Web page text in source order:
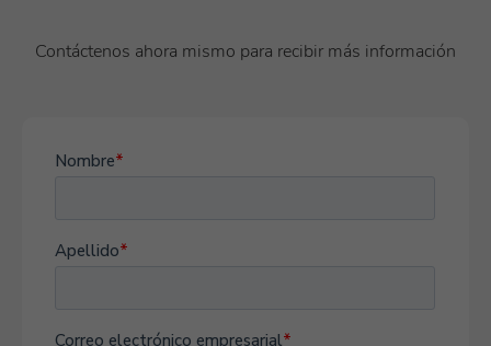
Contáctenos ahora mismo para recibir más información